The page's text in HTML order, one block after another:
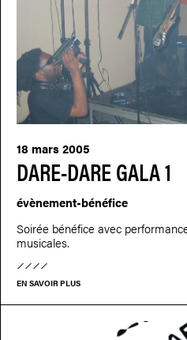
DARE-DARE GALA 1
18 mars 2005
évènement-bénéfice
Soirée bénéfice avec
musicales.
EN SAVOIR PLUS